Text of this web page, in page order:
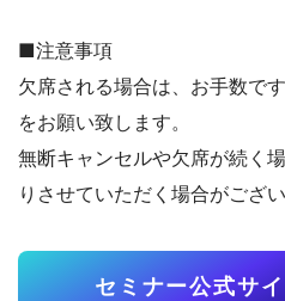
■注意事項
欠席される場合は、お手数で
をお願い致します。
無断キャンセルや欠席が続く
りさせていただく場合がござい
セミナー公式サ